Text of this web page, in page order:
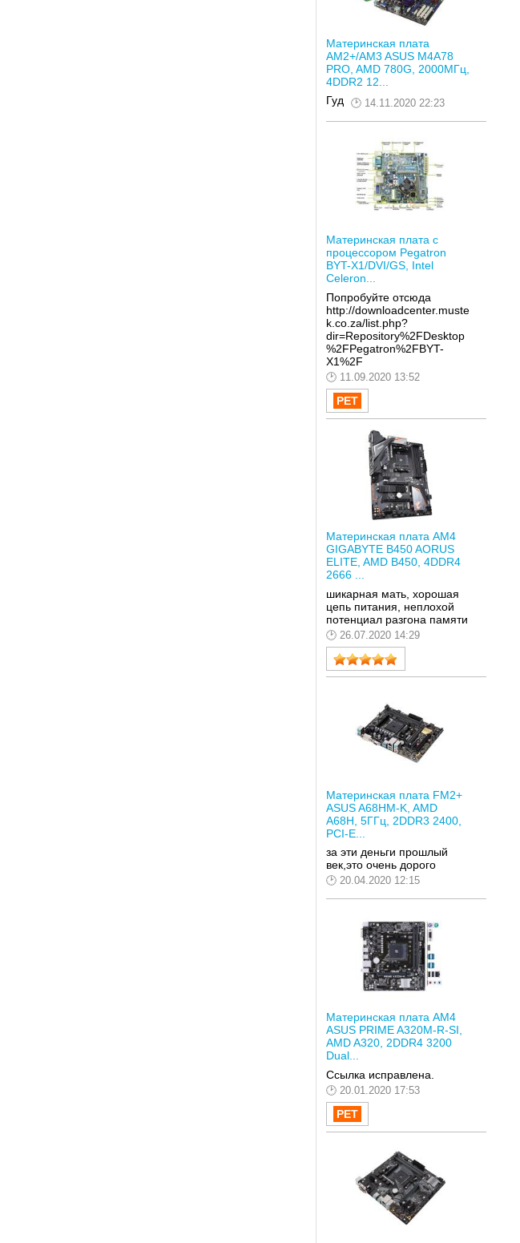
Материнская плата
AM2+/AM3 ASUS M4A78
PRO, AMD 780G, 2000МГц,
4DDR2 12...
Гуд
14.11.2020 22:23
Материнская плата с
процессором Pegatron
BYT-X1/DVI/GS, Intel
Celeron...
Попробуйте отсюда
http://downloadcenter.muste
k.co.za/list.php?
dir=Repository%2FDesktop
%2FPegatron%2FBYT-
X1%2F
11.09.2020 13:52
Материнская плата AM4
GIGABYTE B450 AORUS
ELITE, AMD B450, 4DDR4
2666 ...
шикарная мать, хорошая
цепь питания, неплохой
потенциал разгона памяти
26.07.2020 14:29
Материнская плата FM2+
ASUS A68HM-K, AMD
A68H, 5ГГц, 2DDR3 2400,
PCI-E...
за эти деньги прошлый
век,это очень дорого
20.04.2020 12:15
Материнская плата AM4
ASUS PRIME A320M-R-SI,
AMD A320, 2DDR4 3200
Dual...
Ссылка исправлена.
20.01.2020 17:53